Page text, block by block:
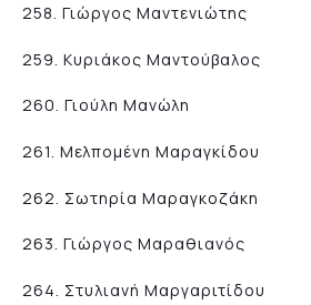
258. Γιώργος Μαντενιώτης
259. Κυριάκος Μαντούβαλος
260. Γιούλη Μανώλη
261. Μελπομένη Μαραγκίδου
262. Σωτηρία Μαραγκοζάκη
263. Γιώργος Μαραθιανός
264. Στυλιανή Μαργαριτίδου